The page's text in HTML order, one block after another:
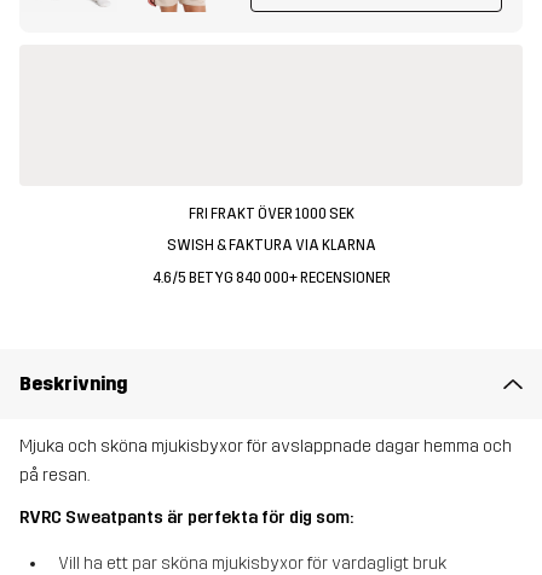
FRI FRAKT ÖVER 1000 SEK
SWISH & FAKTURA VIA KLARNA
4.6/5 BETYG 840 000+ RECENSIONER
Beskrivning
Mjuka och sköna mjukisbyxor för avslappnade dagar hemma och
på resan.
RVRC Sweatpants är perfekta för dig som:
Vill ha ett par sköna mjukisbyxor för vardagligt bruk